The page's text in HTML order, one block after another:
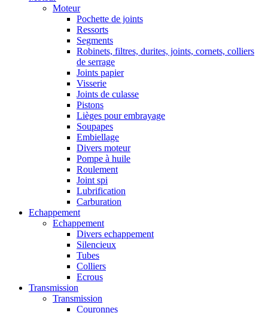
Moteur
Pochette de joints
Ressorts
Segments
Robinets, filtres, durites, joints, cornets, colliers
de serrage
Joints papier
Visserie
Joints de culasse
Pistons
Lièges pour embrayage
Soupapes
Embiellage
Divers moteur
Pompe à huile
Roulement
Joint spi
Lubrification
Carburation
Echappement
Echappement
Divers echappement
Silencieux
Tubes
Colliers
Ecrous
Transmission
Transmission
Couronnes